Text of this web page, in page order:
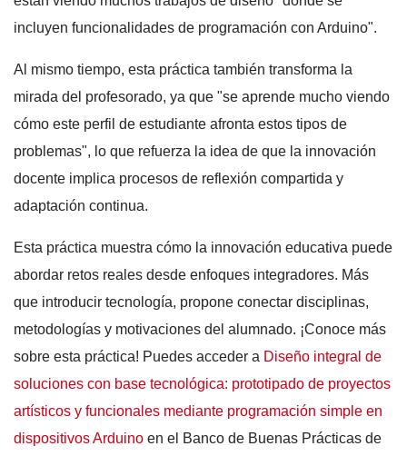
incluyen funcionalidades de programación con Arduino".
Al mismo tiempo, esta práctica también transforma la
mirada del profesorado, ya que "se aprende mucho viendo
cómo este perfil de estudiante afronta estos tipos de
problemas", lo que refuerza la idea de que la innovación
docente implica procesos de reflexión compartida y
adaptación continua.
Esta práctica muestra cómo la innovación educativa puede
abordar retos reales desde enfoques integradores. Más
que introducir tecnología, propone conectar disciplinas,
metodologías y motivaciones del alumnado. ¡Conoce más
sobre esta práctica! Puedes acceder a Diseño integral de
soluciones con base tecnológica: prototipado de proyectos
artísticos y funcionales mediante programación simple en
dispositivos Arduino en el Banco de Buenas Prácticas de